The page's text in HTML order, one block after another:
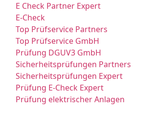
E Check Partner Expert
E-Check
Top Prüfservice Partners
Top Prüfservice GmbH
Prüfung DGUV3 GmbH
Sicherheitsprüfungen Partners
Sicherheitsprüfungen Expert
Prüfung E-Check Expert
Prüfung elektrischer Anlagen